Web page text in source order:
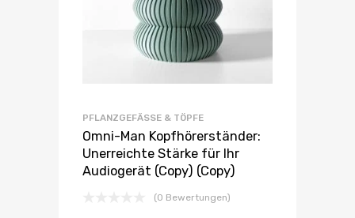
PFLANZGEFÄSSE & TÖPFE
Omni-Man Kopfhörerständer:
Unerreichte Stärke für Ihr
Audiogerät (Copy) (Copy)
(0 Bewertungen)